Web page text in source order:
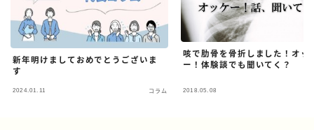
新年明けましておめでとうございま
す
2024.01.11 コラム
咳で肋骨を骨折しました！オッ
ー！体験談でも聞いてく？
2018.05.08